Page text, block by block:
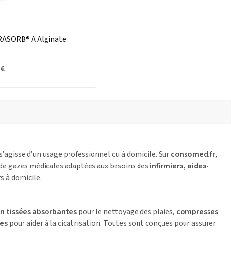
A Alginate
d’un usage professionnel ou à domicile. Surconsomed.fr,
médicales adaptées aux besoins des infirmiers, aides-
à domicile.
tissées absorbantespour le nettoyage des plaies, compresses
pour aider à la cicatrisation. Toutes sont conçues pour assurer